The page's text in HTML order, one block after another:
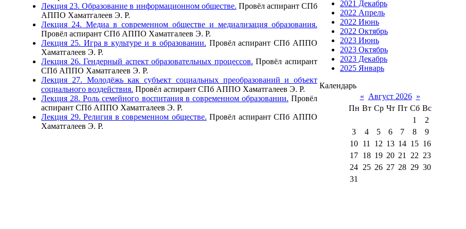
Лекция 23. Образование в информационном обществе. Провёл аспирант СПб
АППО Хаматгалеев Э. Р.
Лекция 24. Медиа в современном обществе и медиализация образования.
Провёл аспирант СПб АППО Хаматгалеев Э. Р.
Лекция 25. Игра в культуре и в образовании. Провёл аспирант СПб АППО
Хаматгалеев Э. Р.
Лекция 26. Гендерный аспект образовательных процессов. Провёл аспирант
СПб АППО Хаматгалеев Э. Р.
Лекция 27. Молодёжь как субъект социальных преобразований и объект
социального воздействия. Провёл аспирант СПб АППО Хаматгалеев Э. Р.
Лекция 28. Роль семейного воспитания в современном образовании. Провёл
аспирант СПб АППО Хаматгалеев Э. Р.
Лекция 29. Религия в современном обществе. Провёл аспирант СПб АППО
Хаматгалеев Э. Р.
2021 Декабрь
2022 Апрель
2022 Июнь
2022 Октябрь
2023 Июнь
2023 Октябрь
2023 Декабрь
2025 Январь
Календарь
« Август 2026 »
Пн Вт Ср Чт Пт Сб Вс
1
2
3
4 5 6 7 8
9
10 11 12 13 14 15 16
17 18 19 20 21 22 23
24 25 26 27 28 29 30
31